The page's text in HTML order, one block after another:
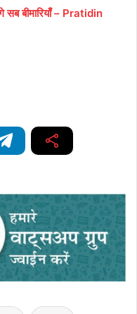
सब बीमारियाँ – Pratidin